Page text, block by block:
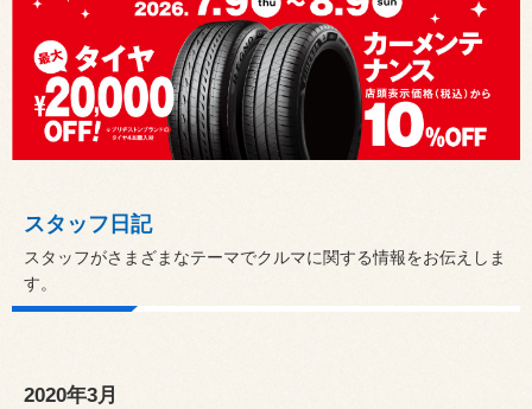
スタッフ日記
スタッフがさまざまなテーマでクルマに関する情報をお伝えしま
す。
2020年3月